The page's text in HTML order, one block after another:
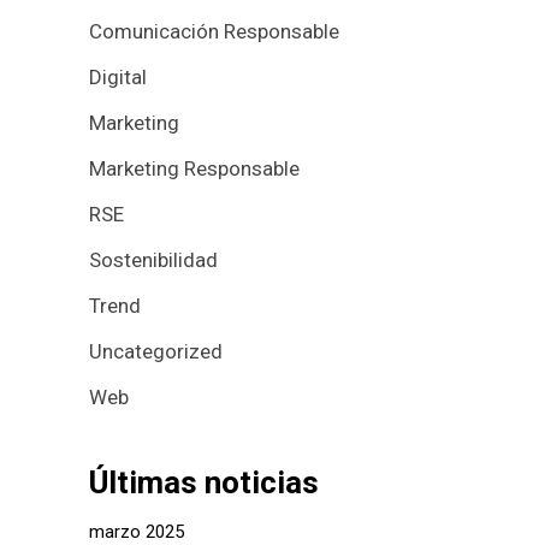
Comunicación Responsable
Digital
Marketing
Marketing Responsable
RSE
Sostenibilidad
Trend
Uncategorized
Web
Últimas noticias
marzo 2025